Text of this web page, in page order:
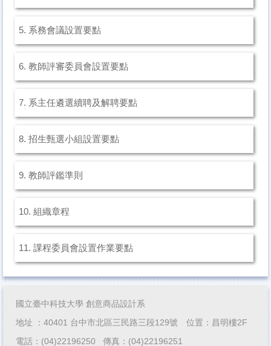
5. 系務會議設置要點
6. 教師評審委員會設置要點
7. 系主任遴選續聘及解聘要點
8. 招生甄選小組設置要點
9. 教師評鑑準則
10. 組織章程
11. 課程委員會設置作業要點
國立臺中科技大學 創意商品設計系
地址 ：40401 台中市北區三民路三段129號 位置：昌明樓2F
電話：(04)22196250 傳真：(04)22196251